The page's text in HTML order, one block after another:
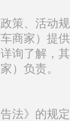
策、活动
商家）提
询了解，
）负责。
法》的规